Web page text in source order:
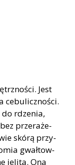
Jest
ce­bu­licz­no­ści.
rdze­nia,
prze­ra­że­
skó­rą przy­
gwał­tow­
je­li­ta. Ona